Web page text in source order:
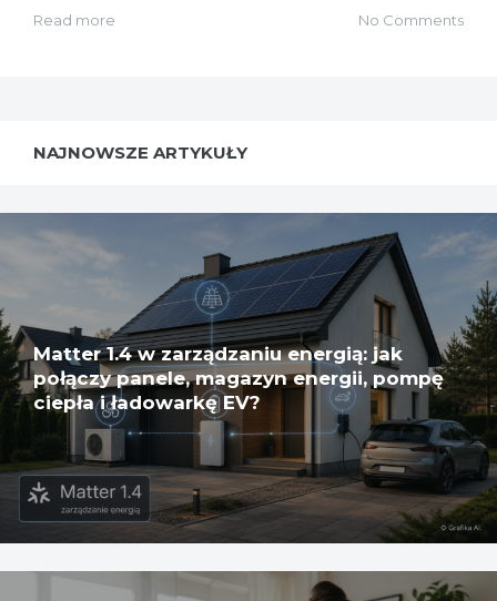
Read more No Comments
NAJNOWSZE ARTYKUŁY
Matter 1.4 w zarządzaniu energią: jak
połączy panele, magazyn energii, pompę
ciepła i ładowarkę EV?